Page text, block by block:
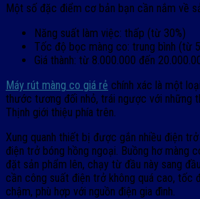
Một số đặc điểm cơ bản bạn cần nắm về
Năng suất làm việc: thấp (từ 30%)
Tốc độ bọc màng co: trung bình (từ
Giá thành: từ 8.000.000 đến
Máy rút màng co giá rẻ chính xác là một
thước tương đối nhỏ, trái ngược với những
Thịnh giới thiệu phía trên.
Xung quanh thiết bị được gắn nhiều điện
điện trở bóng hồng ngoại. Buồng hơ màng
đặt sản phẩm lên, chạy từ đầu này sang
cần công suất điện trở không quá cao, tốc
chậm, phù hợp với nguồn điện gia đình.